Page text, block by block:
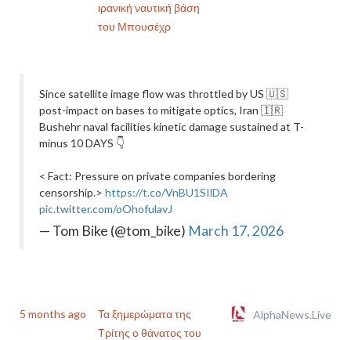
ιρανική ναυτική βάση
του Μπουσέχρ
Since satellite image flow was throttled by US 🇺🇸
post-impact on bases to mitigate optics, Iran 🇮🇷
Bushehr naval facilities kinetic damage sustained at T-
minus 10 DAYS 👇
< Fact: Pressure on private companies bordering
censorship.> https://t.co/VnBU1SIlDA
pic.twitter.com/oOhofulavJ
— Tom Bike (@tom_bike) March 17, 2026
5 months ago
Τα ξημερώματα της
Τρίτης ο θάνατος του
AlphaNews.Live